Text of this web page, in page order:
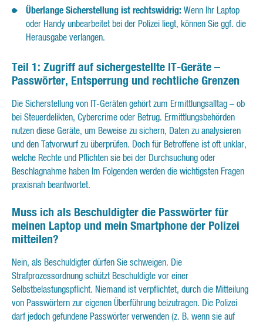
Überlange Sicherstellung ist rechtswidrig: Wenn Ihr Laptop
oder Handy unbearbeitet bei der Polizei liegt, können Sie ggf. die
Herausgabe verlangen.
Teil 1: Zugriff auf sichergestellte IT-Geräte –
Passwörter, Entsperrung und rechtliche Grenzen
Die Sicherstellung von IT-Geräten gehört zum Ermittlungsalltag – ob
bei Steuerdelikten, Cybercrime oder Betrug. Ermittlungsbehörden
nutzen diese Geräte, um Beweise zu sichern, Daten zu analysieren
und den Tatvorwurf zu überprüfen. Doch für Betroffene ist oft unklar,
welche Rechte und Pflichten sie bei der Durchsuchung oder
Beschlagnahme haben Im Folgenden werden die wichtigsten Fragen
praxisnah beantwortet.
Muss ich als Beschuldigter die Passwörter für
meinen Laptop und mein Smartphone der Polizei
mitteilen?
Nein, als Beschuldigter dürfen Sie schweigen. Die
Strafprozessordnung schützt Beschuldigte vor einer
Selbstbelastungspflicht. Niemand ist verpflichtet, durch die Mitteilung
von Passwörtern zur eigenen Überführung beizutragen. Die Polizei
darf jedoch gefundene Passwörter verwenden (z. B. wenn sie auf